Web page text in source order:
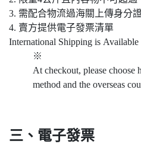
3. 需配合物流過海關上傳身分
4. 賣方提供電子發票清單
International Shipping is
※
At checkout, please choose
method and the overseas
三、電子發票